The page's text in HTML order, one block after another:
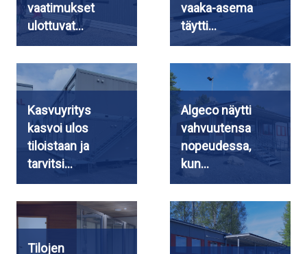
vaatimukset
ulottuvat…
vaaka-asema
täytti…
Kasvuyritys
kasvoi ulos
tiloistaan ja
tarvitsi…
Algeco näytti
vahvuutensa
nopeudessa,
kun…
Tilojen